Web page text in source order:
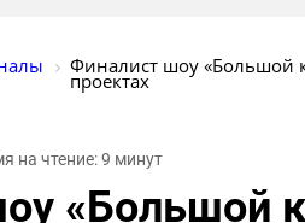
Финалист шоу «Большой
проектах
на чтение: 9 минут
«Большой